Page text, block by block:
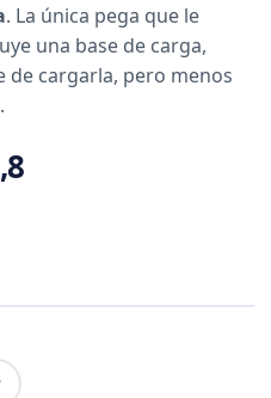
. La única pega que le
una base de carga,
cargarla, pero menos